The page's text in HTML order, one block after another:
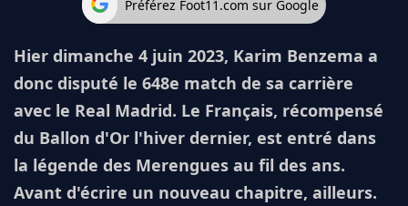
Préférez Foot11.com sur Google
Hier dimanche 4 juin 2023, Karim Benzema a
donc disputé le 648e match de sa carrière
avec le Real Madrid. Le Français, récompensé
du Ballon d'Or l'hiver dernier, est entré dans
la légende des Merengues au fil des ans.
Avant d'écrire un nouveau chapitre, ailleurs.